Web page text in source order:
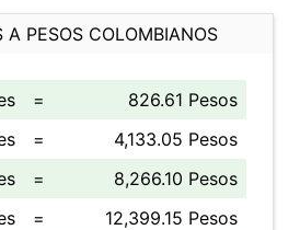
A PESOS COLOMBIANOS
=
826.61 Pesos
=
4,133.05 Pesos
=
8,266.10 Pesos
=
12,399.15 Pesos